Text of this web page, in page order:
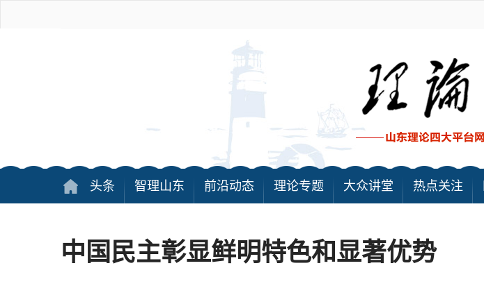
头条 智理山东 前沿动态 理论专题 大众讲堂 热点关注
中国民主彰显鲜明特色和显著优势